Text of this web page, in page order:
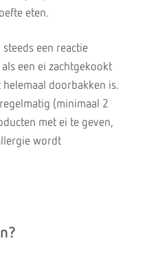
eten.
een reactie
een ei zachtgekookt
doorbakken is.
(minimaal 2
met ei te geven,
wordt